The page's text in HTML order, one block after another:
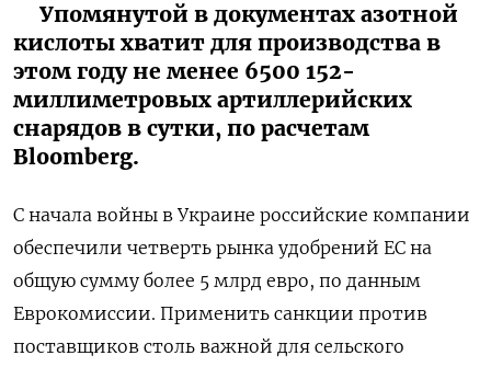
Упомянутой в документах азотной
кислоты хватит для производства в
этом году не менее 6500 152-
миллиметровых артиллерийских
снарядов в сутки, по расчетам
Bloomberg.
С начала войны в Украине российские компании
обеспечили четверть рынка удобрений ЕС на
общую сумму более 5 млрд евро, по данным
Еврокомиссии. Применить санкции против
поставщиков столь важной для сельского